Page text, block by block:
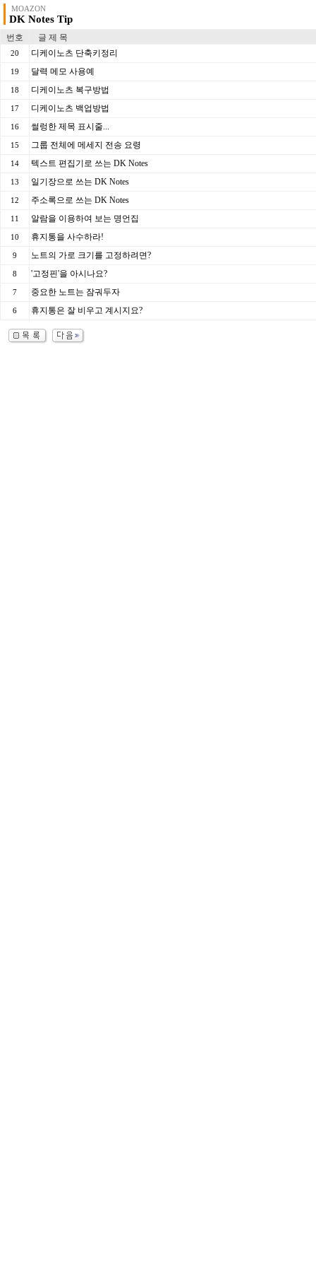
MOAZON
DK Notes Tip
번호 글 제 목
20 디케이노츠 단축키정리
19 달력 메모 사용예
18 디케이노츠 복구방법
17 디케이노츠 백업방법
16 썰렁한 제목 표시줄...
15 그룹 전체에 메세지 전송 요령
14 텍스트 편집기로 쓰는 DK Notes
13 일기장으로 쓰는 DK Notes
12 주소록으로 쓰는 DK Notes
11 알람을 이용하여 보는 명언집
10 휴지통을 사수하라!
9 노트의 가로 크기를 고정하려면?
8 '고정핀'을 아시나요?
7 중요한 노트는 잠궈두자
6 휴지통은 잘 비우고 계시지요?